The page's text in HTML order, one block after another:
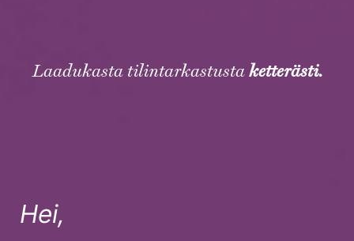
Laadukasta tilintarkastustaketterästi.
Hei,